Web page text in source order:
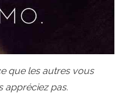
que les autres vous
appréciez pas.